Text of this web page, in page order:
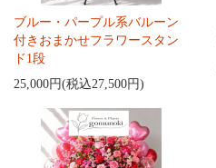
ブルー・パープル系バルーン
付きおまかせフラワースタン
ド1段
25,000円(税込27,500円)